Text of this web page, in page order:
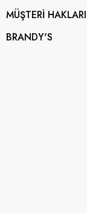
MÜŞTERİ HAKLARI
BRANDY'S